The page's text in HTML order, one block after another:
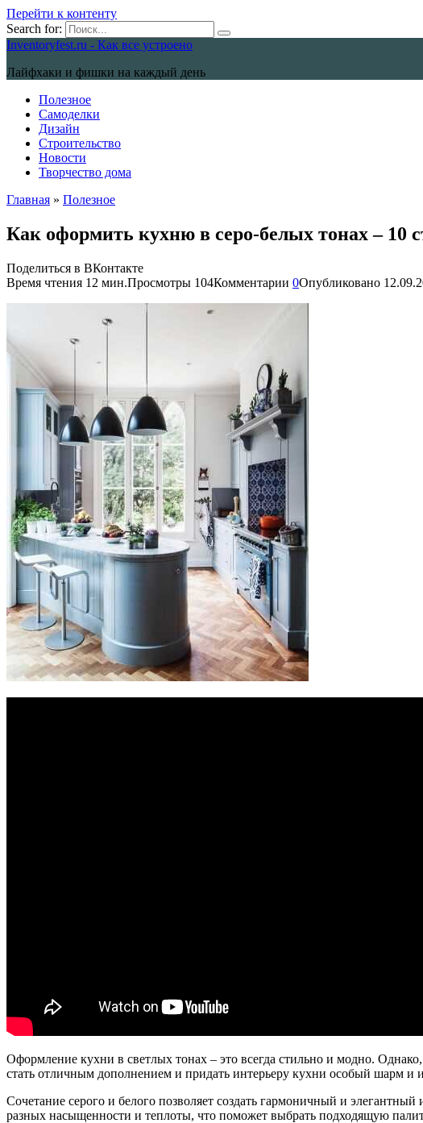
Перейти к контенту
Search for:
Inventoryfest.ru - Как все устроено
Лайфхаки и фишки на каждый день
Полезное
Самоделки
Дизайн
Строительство
Новости
Творчество дома
Главная » Полезное
Как оформить кухню в серо-белых тонах – 10
Поделиться в ВКонтакте
Время чтения 12 мин.Просмотры 104Комментарии 0Опубликовано
Оформление кухни в светлых тонах – это всегда стильно и модно.
стать отличным дополнением и придать интерьеру кухни особый шарм и
Сочетание серого и белого позволяет создать гармоничный и
разных насыщенности и теплоты, что поможет выбрать подходящую